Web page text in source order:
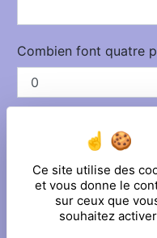
Ce site utilise des
et vous donne le
sur ceux que
souhaitez activer
Combien font quatre
En cochant cette
particulières ci-
** Les données